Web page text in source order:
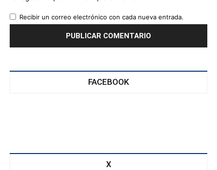
Recibir un correo electrónico con cada nueva entrada.
FACEBOOK
X